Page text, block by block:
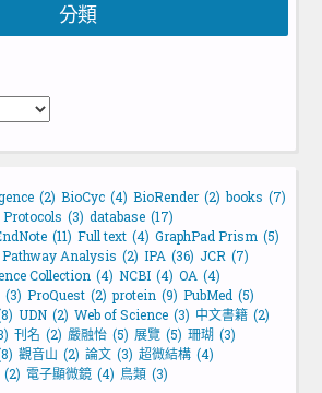
分類
(2) BioCyc (4) BioRender (2) books (7)
(3) database (17)
(11) Full text (4) GraphPad Prism (5)
Analysis (2) IPA (36) JCR (7)
Collection (4) NCBI (4) OA (4)
(3) ProQuest (2) protein (9) PubMed (5)
UDN (2) Web of Science (3) 中文書籍 (2)
刊名 (2) 嚴融怡 (5) 展覽 (5) 珊瑚 (3)
觀音山 (2) 論文 (3) 超微結構 (4)
(2) 電子顯微鏡 (4) 鳥類 (3)